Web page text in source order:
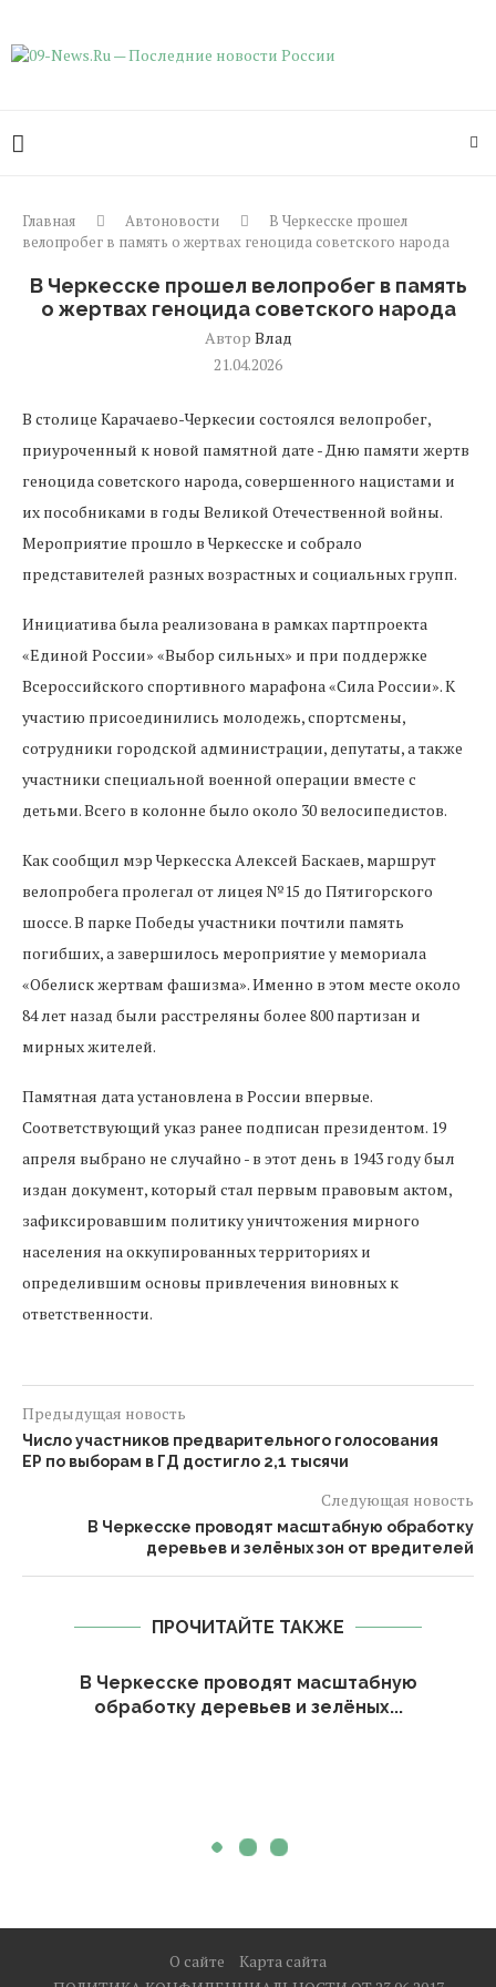
Главная Автоновости
В Черкесске прошел
велопробег в память о жертвах геноцида советского народа
В Черкесске прошел велопробег в память
о жертвах геноцида советского народа
Автор Влад
21.04.2026
В столице Карачаево-Черкесии состоялся велопробег,
приуроченный к новой памятной дате - Дню памяти жертв
геноцида советского народа, совершенного нацистами и
их пособниками в годы Великой Отечественной войны.
Мероприятие прошло в Черкесске и собрало
представителей разных возрастных и социальных групп.
Инициатива была реализована в рамках партпроекта
«Единой России» «Выбор сильных» и при поддержке
Всероссийского спортивного марафона «Сила России». К
участию присоединились молодежь, спортсмены,
сотрудники городской администрации, депутаты, а также
участники специальной военной операции вместе с
детьми. Всего в колонне было около 30 велосипедистов.
Как сообщил мэр Черкесска Алексей Баскаев, маршрут
велопробега пролегал от лицея №15 до Пятигорского
шоссе. В парке Победы участники почтили память
погибших, а завершилось мероприятие у мемориала
«Обелиск жертвам фашизма». Именно в этом месте около
84 лет назад были расстреляны более 800 партизан и
мирных жителей.
Памятная дата установлена в России впервые.
Соответствующий указ ранее подписан президентом. 19
апреля выбрано не случайно - в этот день в 1943 году был
издан документ, который стал первым правовым актом,
зафиксировавшим политику уничтожения мирного
населения на оккупированных территориях и
определившим основы привлечения виновных к
ответственности.
Предыдущая новость
Число участников предварительного голосования
ЕР по выборам в ГД достигло 2,1 тысячи
Следующая новость
В Черкесске проводят масштабную обработку
деревьев и зелёных зон от вредителей
ПРОЧИТАЙТЕ ТАКЖЕ
В Черкесске проводят масштабную
обработку деревьев и зелёных...
О сайте
Карта сайта